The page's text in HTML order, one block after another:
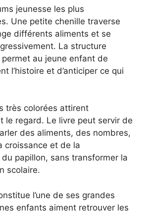
jeunesse les plus
Une petite chenille traverse
différents aliments et se
La structure
au jeune enfant de
l’histoire et d’anticiper ce qui
très colorées attirent
le regard. Le livre peut servir de
des aliments, des nombres,
croissance et de la
papillon, sans transformer la
scolaire.
l’une de ses grandes
enfants aiment retrouver les